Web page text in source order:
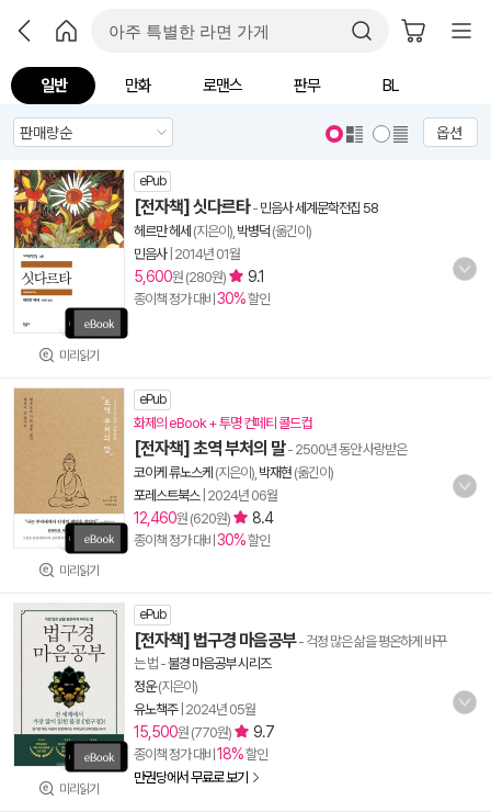
일반 만화 로맨스 판무 BL
옵션
미리읽기
ePub
[전자책] 싯다르타- 민음사 세계문학전집 58
헤르만 헤세 (지은이), 박병덕 (옮긴이)
민음사| 2014년 01월
5,600원 (280원) 9.1
종이책 정가 대비 30%할인
미리읽기
ePub
화제의 eBook + 투명 컨페티 콜드컵
[전자책] 초역 부처의 말- 2500년 동안 사랑받은
코이케 류노스케 (지은이), 박재현 (옮긴이)
포레스트북스| 2024년 06월
12,460원 (620원) 8.4
종이책 정가 대비 30%할인
미리읽기
ePub
[전자책] 법구경 마음공부- 걱정 많은 삶을 평온하게 바꾸
는 법 -불경 마음공부 시리즈
정운(지은이)
유노책주| 2024년 05월
15,500원 (770원) 9.7
종이책 정가 대비 18%할인
만권당에서 무료로 보기